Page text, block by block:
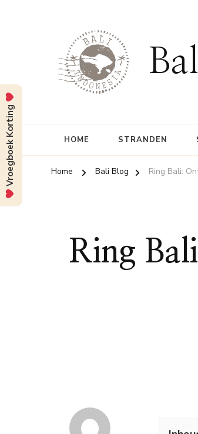
HOME STRANDEN
Home Bali Blog Ring Bali:
Ring
Vroegboek Korting